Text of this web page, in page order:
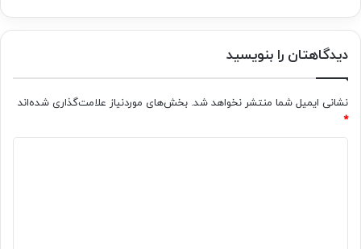
دیدگاهتان را بنویسید
نشانی ایمیل شما منتشر نخواهد شد. بخش‌های موردنیاز علامت‌گذاری شده‌اند
*